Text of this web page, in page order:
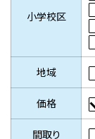
小学校区
地域
価格
間取り